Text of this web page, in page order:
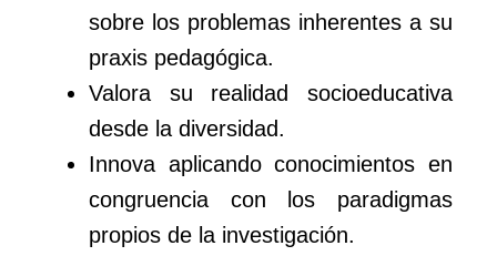
sobre los problemas inherentes a su
praxis pedagógica.
Valora su realidad socioeducativa
desde la diversidad.
Innova aplicando conocimientos en
congruencia con los paradigmas
propios de la investigación.